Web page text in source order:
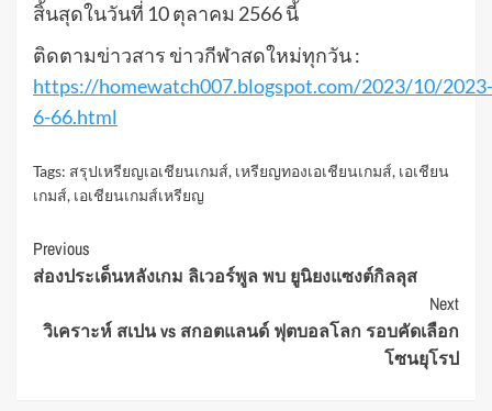
สิ้นสุดในวันที่ 10 ตุลาคม 2566 นี้
ติดตามข่าวสาร ข่าวกีฬาสดใหม่ทุกวัน :
https://homewatch007.blogspot.com/2023/10/2023-
6-66.html
Tags: สรุปเหรียญเอเชียนเกมส์, เหรียญทองเอเชียนเกมส์, เอเชียน
เกมส์, เอเชียนเกมส์เหรียญ
Continue
Reading
Previous
ส่องประเด็นหลังเกม ลิเวอร์พูล พบ ยูนิยงแซงต์กิลลุส
Next
วิเคราะห์ สเปน vs สกอตแลนด์ ฟุตบอลโลก รอบคัดเลือก
โซนยุโรป